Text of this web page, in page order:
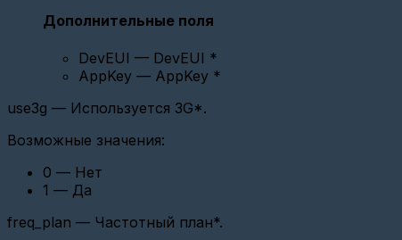
Ethernet
Добавление
устройств
Добавление
виртуального
учёта
Добавление
датчика
Добавление
прибора
Дополнительные поля
DevEUI — DevEUI *
AppKey — AppKey *
use3g — Используется 3G*.
Возможные значения:
0 — Нет
1 — Да
freq_plan — Частотный план*.